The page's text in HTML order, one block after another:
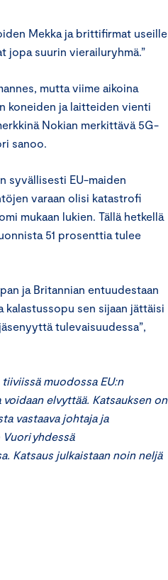
Mekka ja brittifirmat useille
jopa suurin vierailuryhmä.”
mutta viime aikoina
koneiden ja laitteiden vienti
Nokian merkittävä 5G-
sanoo.
syvällisesti EU-maiden
varaan olisi katastrofi
mukaan lukien. Tällä hetkellä
51 prosenttia tulee
ja Britannian entuudestaan
sen sijaan jättäisi
tulevaisuudessa”,
muodossa EU:n
elvyttää. Katsauksen on
vastaava johtaja ja
yhdessä
Katsaus julkaistaan noin neljä